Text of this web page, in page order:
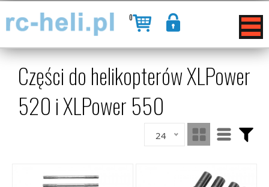
0
Części do helikopterów XLPower
520 i XLPower 550
24